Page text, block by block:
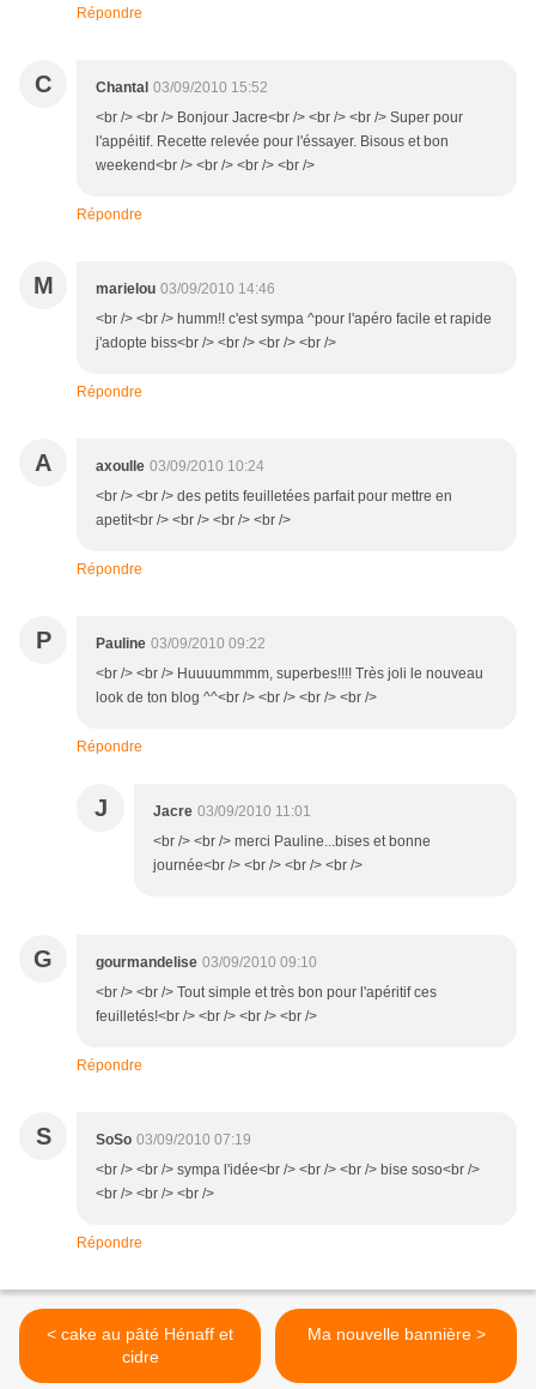
Répondre
C Chantal 03/09/2010 15:52
<br /> <br /> Bonjour Jacre<br /> <br /> <br /> Super pour
l'appéitif. Recette relevée pour l'éssayer. Bisous et bon
weekend<br /> <br /> <br /> <br />
Répondre
M marielou 03/09/2010 14:46
<br /> <br /> humm!! c'est sympa ^pour l'apéro facile et rapide
j'adopte biss<br /> <br /> <br /> <br />
Répondre
A axoulle 03/09/2010 10:24
<br /> <br /> des petits feuilletées parfait pour mettre en
apetit<br /> <br /> <br /> <br />
Répondre
P Pauline 03/09/2010 09:22
<br /> <br /> Huuuummmm, superbes!!!! Très joli le nouveau
look de ton blog ^^<br /> <br /> <br /> <br />
Répondre
J Jacre 03/09/2010 11:01
<br /> <br /> merci Pauline...bises et bonne
journée<br /> <br /> <br /> <br />
G gourmandelise 03/09/2010 09:10
<br /> <br /> Tout simple et très bon pour l'apéritif ces
feuilletés!<br /> <br /> <br /> <br />
Répondre
S SoSo 03/09/2010 07:19
<br /> <br /> sympa l'idée<br /> <br /> <br /> bise soso<br />
<br /> <br /> <br />
Répondre
< cake au pâté Hénaff et
cidre
Ma nouvelle bannière >